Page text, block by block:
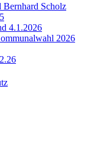
Bernhard Scholz
4.1.2026
2026